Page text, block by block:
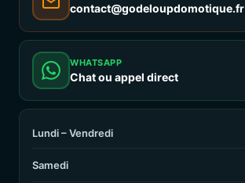
contact@godeloupdomotique.fr
WHATSAPP
Chat ou appel direct
Lundi – Vendredi
Samedi